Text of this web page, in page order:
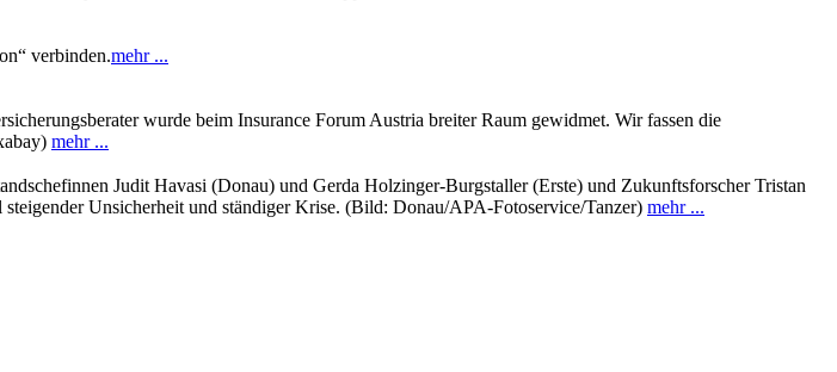
verbinden.mehr ...
wurde beim Insurance Forum Austria breiter Raum gewidmet. Wir fassen die
mehr ...
Judit Havasi (Donau) und Gerda Holzinger-Burgstaller (Erste) und Zukunftsforscher Tristan
Unsicherheit und ständiger Krise. (Bild: Donau/APA-Fotoservice/Tanzer) mehr ...